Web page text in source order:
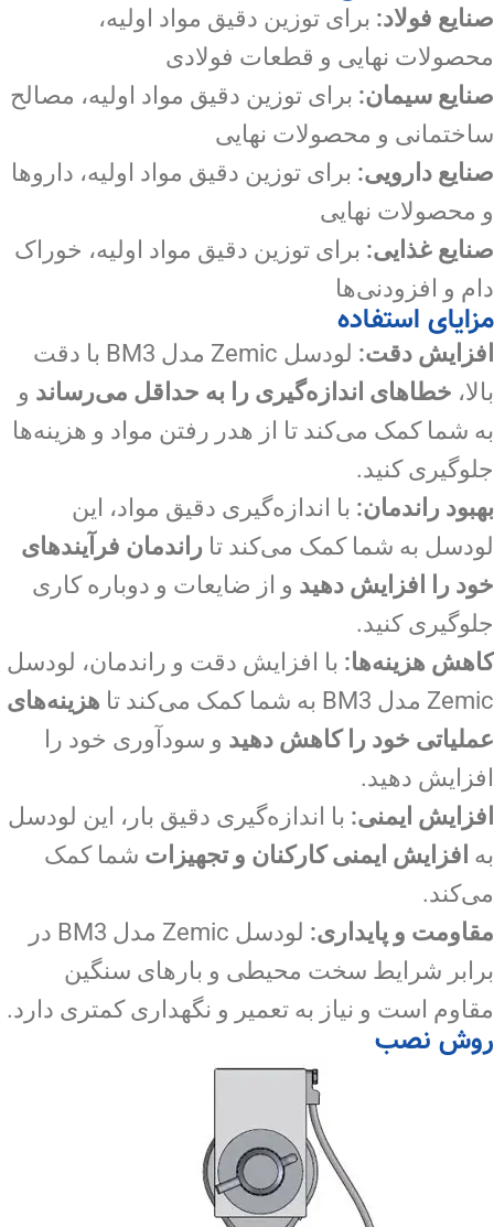
صنایع فولاد: برای توزین دقیق مواد اولیه،
محصولات نهایی و قطعات فولادی
صنایع سیمان: برای توزین دقیق مواد اولیه، مصالح
ساختمانی و محصولات نهایی
صنایع دارویی: برای توزین دقیق مواد اولیه، داروها
و محصولات نهایی
صنایع غذایی: برای توزین دقیق مواد اولیه، خوراک
دام و افزودنی‌ها
مزایای استفاده
افزایش دقت:
لودسل Zemic مدل BM3 با دقت
بالا، خطاهای اندازه‌گیری را به حداقل می‌رساند و
به شما کمک می‌کند تا از هدر رفتن مواد و هزینه‌ها
جلوگیری کنید.
بهبود راندمان: با اندازه‌گیری دقیق مواد، این
لودسل به شما کمک می‌کند تا راندمان فرآیندهای
خود را افزایش دهید و از ضایعات و دوباره کاری
جلوگیری کنید.
کاهش هزینه‌ها: با افزایش دقت و راندمان، لودسل
Zemic مدل BM3 به شما کمک می‌کند تا
هزینه‌های
عملیاتی خود را کاهش دهید و سودآوری خود را
افزایش دهید.
افزایش ایمنی: با اندازه‌گیری دقیق بار، این لودسل
به افزایش ایمنی کارکنان و تجهیزات شما کمک
می‌کند.
مقاومت و پایداری:
لودسل Zemic مدل BM3 در
برابر شرایط سخت محیطی و بارهای سنگین
مقاوم است و نیاز به تعمیر و نگهداری کمتری دارد.
روش نصب